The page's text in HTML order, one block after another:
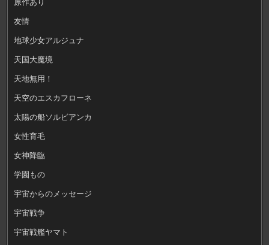
友情
地球少女アルジュナ
天国大魔境
天地無用！
天空のエスカフローネ
太陽の船ソルビアンカ
女性育毛
女神降臨
学園もの
宇宙からのメッセージ
宇宙戦争
宇宙戦艦ヤマト